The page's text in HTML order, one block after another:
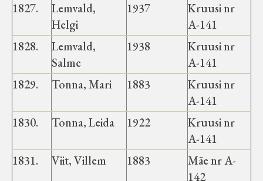
1827.
Lemvald,
Helgi
1937
Kruusi nr
A-141
1828.
Lemvald,
Salme
1938
Kruusi nr
A-141
1829.
Tonna, Mari 1883
Kruusi nr
A-141
1830.
Tonna, Leida 1922
Kruusi nr
A-141
1831.
Viit, Villem 1883
Mäe nr A-
142